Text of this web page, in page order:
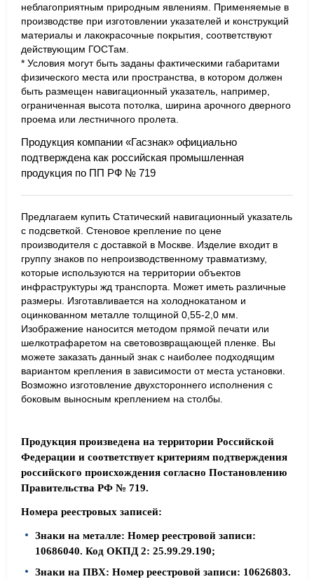
неблагоприятным природным явлениям. Применяемые в
производстве при изготовлении указателей и конструкций
материалы и лакокрасочные покрытия, соответствуют
действующим ГОСТам.
* Условия могут быть заданы фактическими габаритами
физического места или пространства, в котором должен
быть размещен навигационный указатель, например,
ограниченная высота потолка, ширина арочного дверного
проема или лестничного пролета.
Продукция компании «Гасзнак» официально
подтверждена как российская промышленная
продукция по ПП РФ № 719
Предлагаем купить Статический навигационный указатель
с подсветкой. Стеновое крепление по цене
производителя с доставкой в Москве. Изделие входит в
группу знаков по непроизводственному травматизму,
которые используются на территории объектов
инфраструктуры жд транспорта. Может иметь различные
размеры. Изготавливается на холоднокатаном и
оцинкованном металле толщиной 0,55-2,0 мм.
Изображение наносится методом прямой печати или
шелкотрафаретом на световозвращающей пленке. Вы
можете заказать данный знак с наиболее подходящим
вариантом крепления в зависимости от места установки.
Возможно изготовление двухстороннего исполнения с
боковым выносным креплением на столбы.
Продукция произведена на территории Российской
Федерации и соответствует критериям подтверждения
российского происхождения согласно Постановлению
Правительства РФ № 719.
Номера реестровых записей:
Знаки на металле: Номер реестровой записи:
10686040. Код ОКПД 2: 25.99.29.190;
Знаки на ПВХ: Номер реестровой записи: 10626803.